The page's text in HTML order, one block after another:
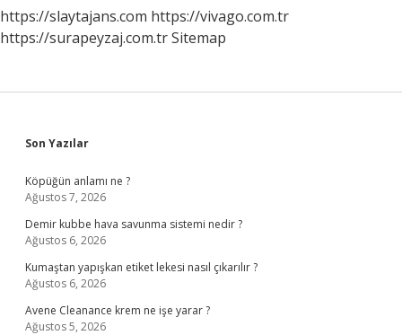
https://slaytajans.com https://vivago.com.tr
https://surapeyzaj.com.trSitemap
Sidebar
Son Yazılar
Köpüğün anlamı ne ?
Ağustos 7, 2026
Demir kubbe hava savunma sistemi nedir ?
Ağustos 6, 2026
Kumaştan yapışkan etiket lekesi nasıl çıkarılır ?
Ağustos 6, 2026
Avene Cleanance krem ne işe yarar ?
Ağustos 5, 2026